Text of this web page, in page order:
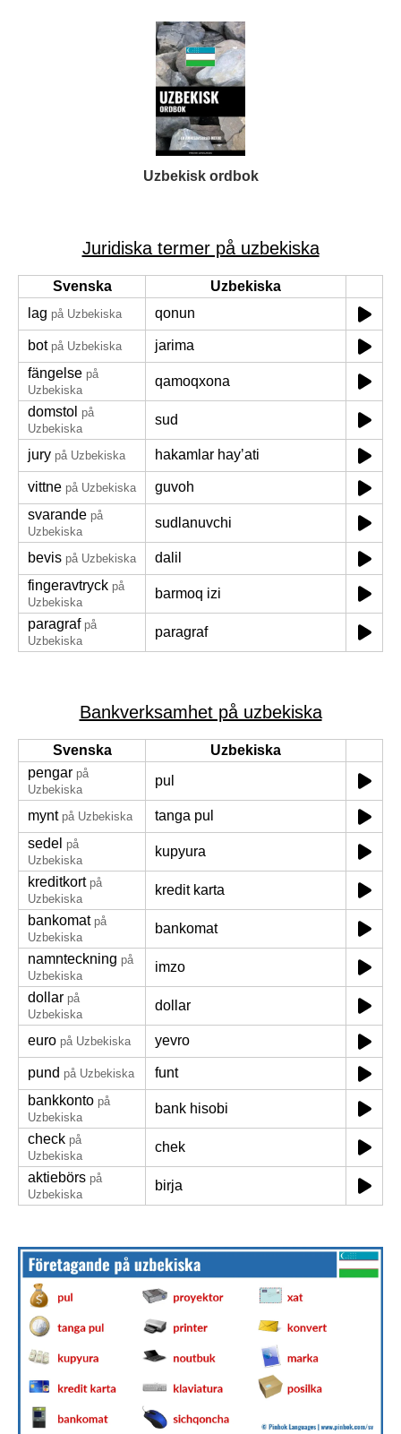
Uzbekisk ordbok
Juridiska termer på uzbekiska
Svenska
Uzbekiska
lag på Uzbekiska qonun
bot på Uzbekiska
jarima
fängelse på
Uzbekiska
qamoqxona
domstol på
Uzbekiska
sud
jury på Uzbekiska hakamlar hayʼati
vittne på Uzbekiska
guvoh
svarande på
Uzbekiska
sudlanuvchi
bevis på Uzbekiska
dalil
fingeravtryck på
Uzbekiska
barmoq izi
paragraf på
Uzbekiska
paragraf
Bankverksamhet på uzbekiska
Svenska
Uzbekiska
pengar på
Uzbekiska
pul
mynt på Uzbekiska
tanga pul
sedel på
Uzbekiska
kupyura
kreditkort på
Uzbekiska
kredit karta
bankomat på
Uzbekiska
bankomat
namnteckning på
Uzbekiska
imzo
dollar på
Uzbekiska
dollar
euro på Uzbekiska yevro
pund på Uzbekiska
funt
bankkonto på
Uzbekiska
bank hisobi
check på
Uzbekiska
chek
aktiebörs på
Uzbekiska
birja